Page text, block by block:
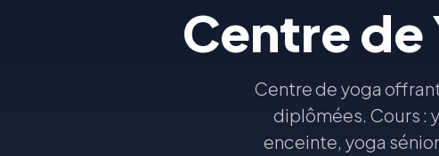
Centre de
Centre de yoga
diplômées. Cours :
enceinte, yoga